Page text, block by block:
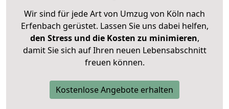
Wir sind für jede Art von Umzug von Köln nach
Erfenbach gerüstet. Lassen Sie uns dabei helfen,
den Stress und die Kosten zu minimieren,
damit Sie sich auf Ihren neuen Lebensabschnitt
freuen können.
Kostenlose Angebote erhalten